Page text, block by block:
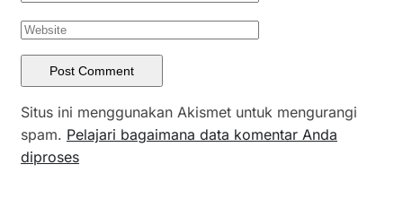
Situs ini menggunakan Akismet untuk mengurangi
spam. Pelajari bagaimana data komentar Anda
diproses